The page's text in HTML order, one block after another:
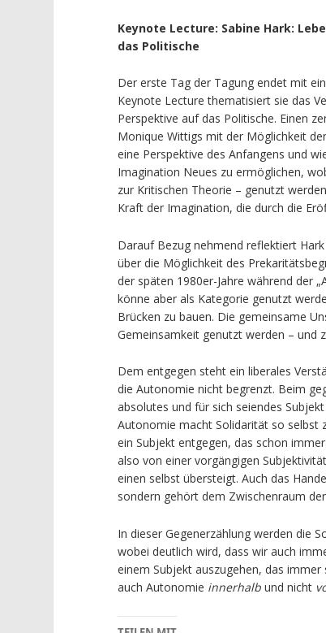
Keynote Lecture: Sabine Hark:
das Politische
Der erste Tag der Tagung endet mit
Keynote Lecture thematisiert sie das
Perspektive auf das Politische. Einen
Monique Wittigs mit der Möglichkeit
eine Perspektive des Anfangens und
Imagination Neues zu ermöglichen,
zur Kritischen Theorie – genutzt
Kraft der Imagination, die durch die
Darauf Bezug nehmend reflektiert
über die Möglichkeit des
der späten 1980er-Jahre während der
könne aber als Kategorie genutzt
Brücken zu bauen. Die gemeinsame
Gemeinsamkeit genutzt werden – und
Dem entgegen steht ein liberales
die Autonomie nicht begrenzt. Beim
absolutes und für sich seiendes
Autonomie macht Solidarität so selbst
ein Subjekt entgegen, das schon
also von einer vorgängigen
einen selbst übersteigt. Auch das
sondern gehört dem Zwischenraum
In dieser Gegenerzählung werden die
wobei deutlich wird, dass wir auch
einem Subjekt auszugehen, das
auch Autonomie innerhalb und nicht